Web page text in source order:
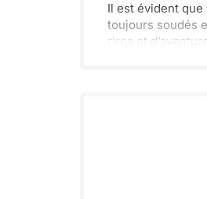
Il est évident
toujours soudés
rires et